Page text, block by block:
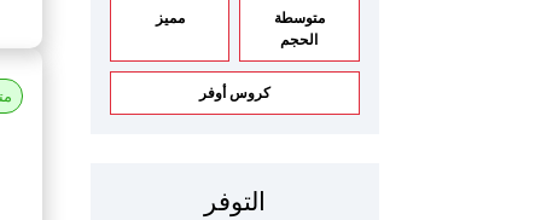
متوسطة
الحجم
مميز
كروس أوفر
التوفر